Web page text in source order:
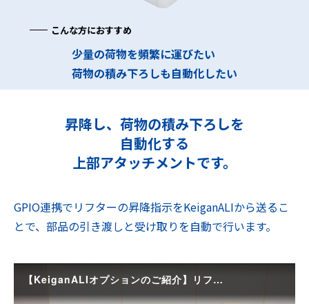
こんな方におすすめ
少量の荷物を頻繁に運びたい
荷物の積み下ろしも自動化したい
昇降し、荷物の積み下ろしを
自動化する
上部アタッチメントです。
GPIO連携でリフターの昇降指示をKeiganALIから送るこ
とで、部品の引き渡しと受け取りを自動で行います。